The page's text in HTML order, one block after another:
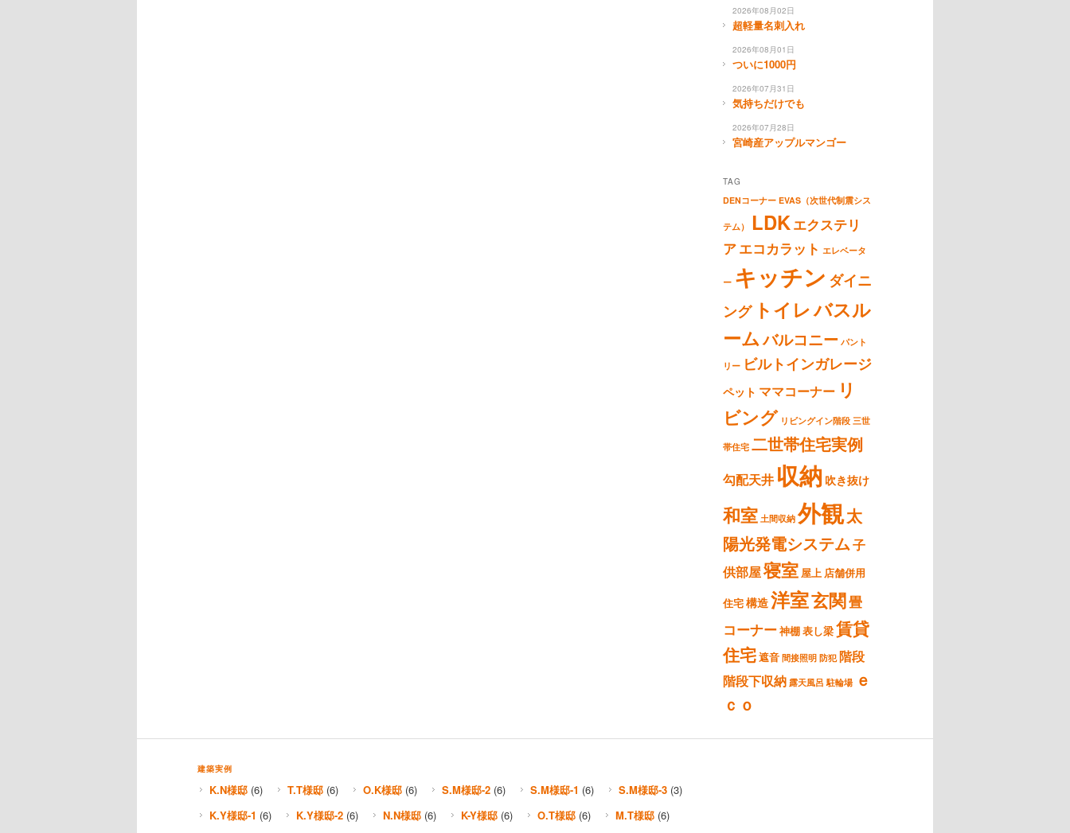
2026年08月02日
超軽量名刺入れ
2026年08月01日
ついに1000円
2026年07月31日
気持ちだけでも
2026年07月28日
宮崎産アップルマンゴー
TAG
DENコーナー EVAS（次世代制震シス
テム） LDKエクステリ
アエコカラット エレベータ
ー キッチン ダイニ
ング トイレバスル
ームバルコニー パント
リー ビルトインガレージ
ペット ママコーナー リ
ビング リビングイン階段 三世
帯住宅 二世帯住宅実例
勾配天井 収納 吹き抜け
和室 土間収納 外観太
陽光発電システム子
供部屋寝室 屋上 店舗併用
住宅構造洋室玄関畳
コーナー神棚表し梁賃貸
住宅遮音 間接照明 防犯 階段
階段下収納 露天風呂 駐輪場 ｅ
ｃｏ
建築実例
K.N様邸 (6) T.T様邸 (6) O.K様邸 (6) S.M様邸-2 (6) S.M様邸-1 (6) S.M様邸-3 (3)
K.Y様邸-1 (6) K.Y様邸-2 (6) N.N様邸 (6) K-Y様邸 (6) O.T様邸 (6) M.T様邸 (6)